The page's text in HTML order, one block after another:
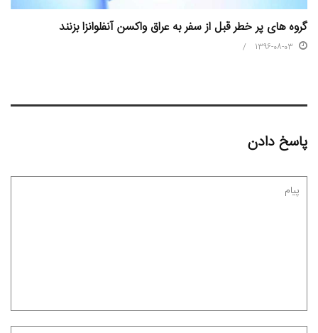
گروه های پر خطر قبل از سفر به عراق واکسن آنفلوانزا بزنند
1396-08-03
پاسخ دادن